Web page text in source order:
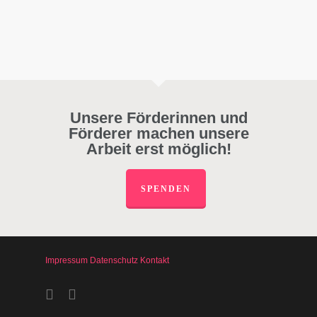
Unsere Förderinnen und
Förderer machen unsere
Arbeit erst möglich!
SPENDEN
Impressum Datenschutz Kontakt
facebookinstagram